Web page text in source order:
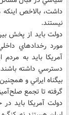
داشت، بالاخص
نيستند.
دولت بايد از پخش
مورد رخدادهاي
آمريکا بايد به
دسترسي داشته
بيگناه ايراني و
گرفته تا تجمع
دولت آمريکا بايد